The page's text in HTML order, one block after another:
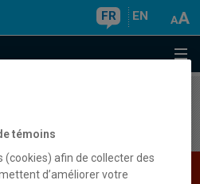
FR EN
n'est pas présent
témoins
(cookies) afin de collecter des
d’améliorer votre